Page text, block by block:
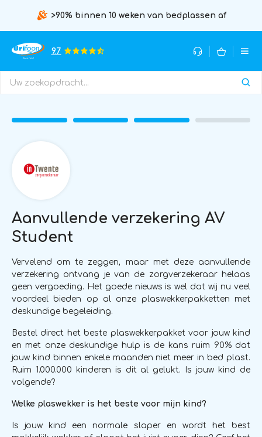
>90% binnen 10 weken van bedplassen af
9.7
Aanvullende verzekering AV
Student
Vervelend om te zeggen, maar met deze aanvullende
verzekering ontvang je van de zorgverzekeraar helaas
geen vergoeding. Het goede nieuws is wel dat wij nu veel
voordeel bieden op al onze plaswekkerpakketten met
deskundige begeleiding.
Bestel direct het beste plaswekkerpakket voor jouw kind
en met onze deskundige hulp is de kans ruim 90% dat
jouw kind binnen enkele maanden niet meer in bed plast.
Ruim 1.000.000 kinderen is dit al gelukt. Is jouw kind de
volgende?
Welke plaswekker is het beste voor mijn kind?
Is jouw kind een normale slaper en wordt het best